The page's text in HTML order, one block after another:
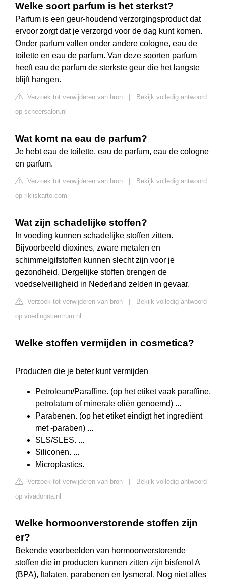
Welke soort parfum is het sterkst?
Parfum is een geur-houdend verzorgingsproduct dat
ervoor zorgt dat je verzorgd voor de dag kunt komen.
Onder parfum vallen onder andere cologne, eau de
toilette en eau de parfum. Van deze soorten parfum
heeft eau de parfum de sterkste geur die het langste
blijft hangen.
Verzoek tot verwijderen van bron
Bekijk volledig antwoord
op scheersalon.nl
Wat komt na eau de parfum?
Je hebt eau de toilette, eau de parfum, eau de cologne
en parfum.
Verzoek tot verwijderen van bron
Bekijk volledig antwoord
op rikliskarto.com
Wat zijn schadelijke stoffen?
In voeding kunnen schadelijke stoffen zitten.
Bijvoorbeeld dioxines, zware metalen en
schimmelgifstoffen kunnen slecht zijn voor je
gezondheid. Dergelijke stoffen brengen de
voedselveiligheid in Nederland zelden in gevaar.
Verzoek tot verwijderen van bron
Bekijk volledig antwoord
op voedingscentrum.nl
Welke stoffen vermijden in cosmetica?
Producten die je beter kunt vermijden
Petroleum/Paraffine. (op het etiket vaak paraffine,
petrolatum of minerale oliën genoemd) ...
Parabenen. (op het etiket eindigt het ingrediënt
met -paraben) ...
SLS/SLES. ...
Siliconen. ...
Microplastics.
Verzoek tot verwijderen van bron
Bekijk volledig antwoord
op vivadonna.nl
Welke hormoonverstorende stoffen zijn
er?
Bekende voorbeelden van hormoonverstorende
stoffen die in producten kunnen zitten zijn bisfenol A
(BPA), ftalaten, parabenen en lysmeral. Nog niet alles